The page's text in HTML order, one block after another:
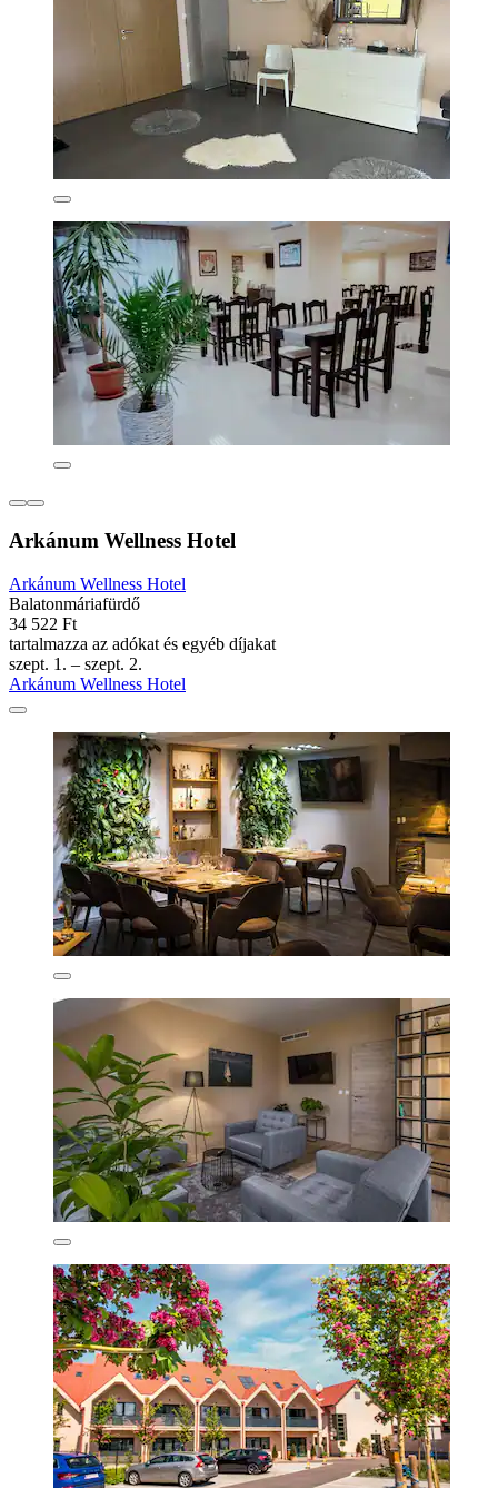
Arkánum Wellness Hotel
Arkánum Wellness Hotel
Balatonmáriafürdő
34 522 Ft
tartalmazza az adókat és egyéb díjakat
szept. 1. – szept. 2.
Arkánum Wellness Hotel